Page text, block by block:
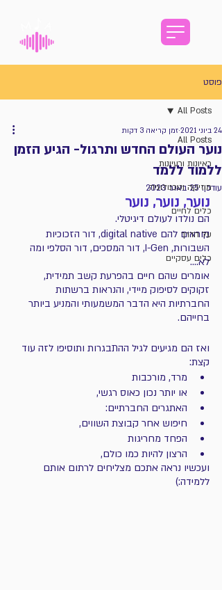
פוסט
All Posts
ראיונות ורעיונות
מוזיקה וטכנולוגיה
כלים לחיים
על הדרך
כלים עסקיים
All Posts
נוער העולם החדש ותרגול- הגיע הזמן
ללמוד ללמד
24 ביוני 2021 זמן קריאה 3 דקות
עודכן:25 באוג׳ 2023
נוער, נוער, נוער
הם נולדו לעולם דיגיטלי.
קוראים להם digital native, דור הזכוכיות
השבורות, I-Gen, דור המסכים, דור הסלפי ומה
לא….
אומרים שהם חיים בהפרעת קשב תמידית,
זקוקים לסיפוק מיידי, והנראות ברשתות
החברתיות היא הדבר המשמעותי והמניע ביותר
בחייהם.
ואז הם מגיעים לגיל ההתבגרות ותוסיפו לזה עוד
קצת:
מרד, מורכבות
או יותר נכון כאוס רגשי,
האתגרים החברתיים:
חיפוש אחר קבוצת השווים,
הפחד מחריגות
הרצון להיות כמו כולם,
ועכשיו נראה אתכם מצליחים לרתום אותם
ללמידה:)